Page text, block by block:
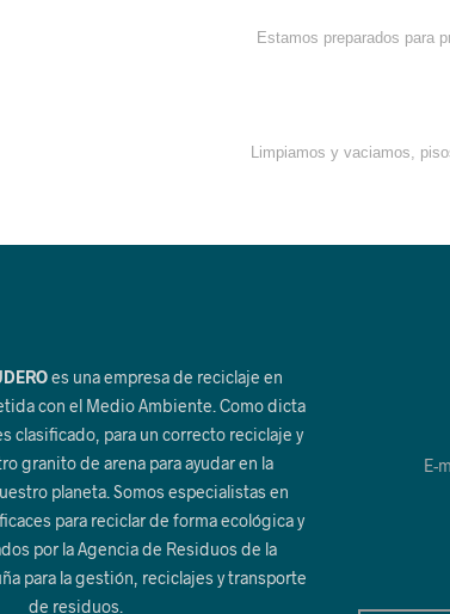
Estamos preparados para
Limpiamos y vaciamos,
es una empresa de reciclaje en
con el Medio Ambiente. Como dicta
clasificado, para un correcto reciclaje y
granito de arena para ayudar en la
planeta. Somos especialistas en
para reciclar de forma ecológica y
por la Agencia de Residuos de la
para la gestión, reciclajes y transporte
de residuos.
E-